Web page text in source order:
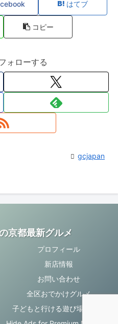
はてブ
コピー
ォローする
gcjapan
京都最新グルメ
プロフィール
新店情報
お問い合わせ
全区おでかけグルメ
子どもと行ける遊び場・お店